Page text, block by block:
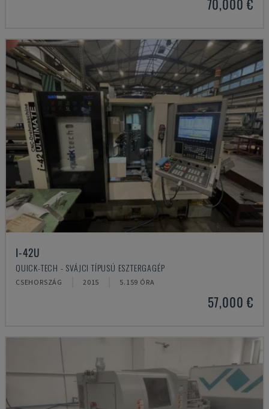
70,000 €
I-42U
QUICK-TECH - SVÁJCI TÍPUSÚ ESZTERGAGÉP
CSEHORSZÁG 2015 5.159 ÓRA
57,000 €